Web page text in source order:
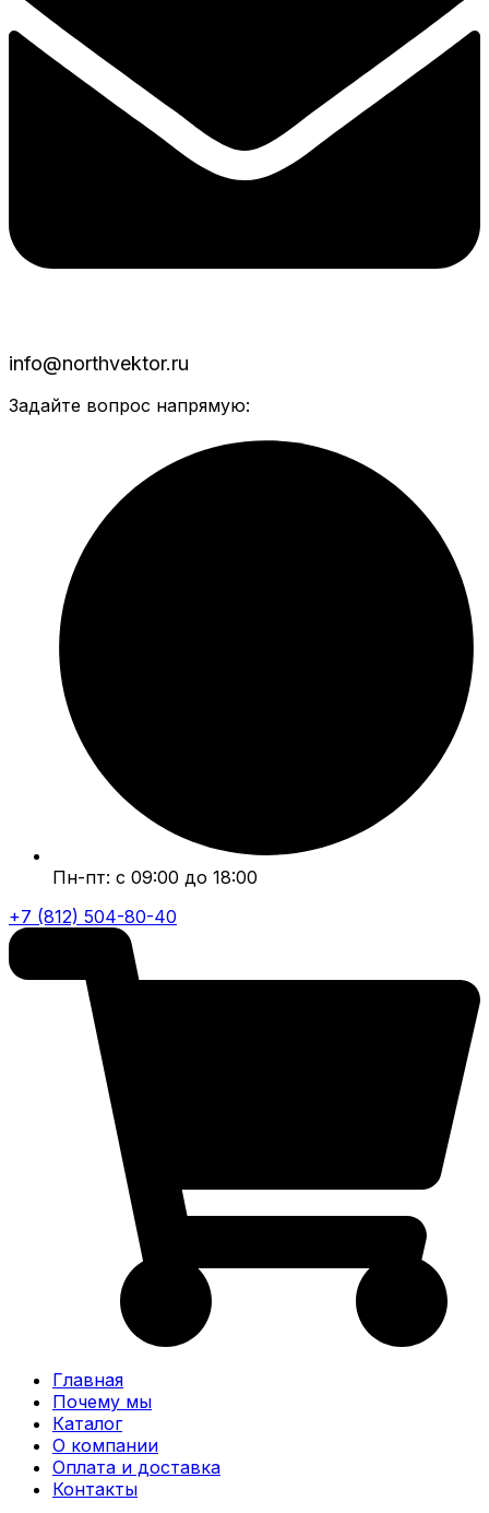
info@northvektor.ru
Задайте вопрос напрямую:
Пн-пт: с 09:00 до 18:00
+7 (812) 504-80-40
Главная
Почему мы
Каталог
О компании
Оплата и доставка
Контакты